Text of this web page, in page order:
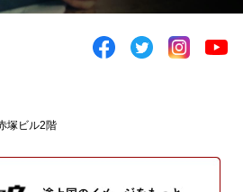
塚ビル2階